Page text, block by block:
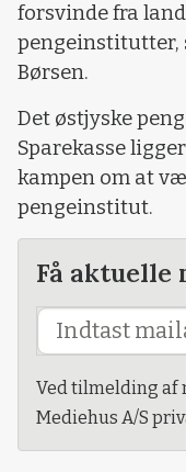
forsvinde fra
pengeinstitutter,
Børsen.
Det østjyske
Sparekasse
kampen om at
pengeinstitut.
Få aktuelle
Ved tilmelding af
Mediehus A/S